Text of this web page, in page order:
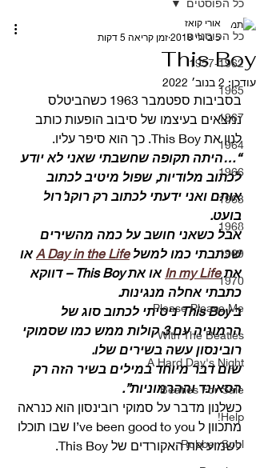
כל הפוסטים
1957-1962
1965
1967
1964
1966
1963
1968
1969
1970
Please Please Me
With The Beatles
A Hard Day's Night
Beatles For Sale
Help!
Rubber Soul
כל הפוסטים
This Boy
אורי קואז
5 ביולי 2018
זמן קריאה 5 דקות
עודכן: 2 בנוב׳ 2022
בסביבות ספטמבר 1963 כשהביטלס
נמצאים בעיצמו של סיבוב הופעות כותב
לנון את This Boy. כך הוא סיפר עליו.
“…היתה תקופה שחשבתי שאני לא יודע
לכתוב מלודיות, שפול מיטיב לכתוב
אותם ואני ידעתי לכתוב רק רוקנ’רול
בועט.
אבל כשאני חושב על כמה מהשירים
שכתבתי כמו למשל A Day in the Life או
את In my Life
או את This Boy – דווקא
כתבתי אחלה מנגינות.
ב This Boy ניסיתי לכתוב סוג של
הרמוניה עם 3 קולות ממש כמו שסמוקי
רובינסון עשה בשירים שלו.
שום דבר מיוחד במילים בשיר הזה רק
הסאונד וההרמוניות”.
כשלנון מדבר על סמוקי רובינסון הוא כנראה
מתכוון ל I’ve been good to you שבו תוכלו
לשמוע את האקורדים של This Boy.